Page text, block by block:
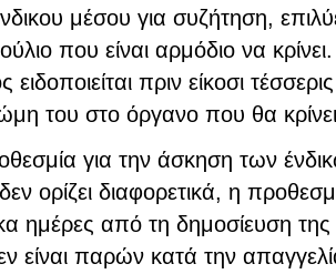
μέσου για συζήτηση,
που είναι αρμόδιο να
ειδοποιείται πριν είκοσι
του στο όργανο που θα
για την άσκηση των
ορίζει διαφορετικά, η
ημέρες από τη δημοσίευση
είναι παρών κατά την